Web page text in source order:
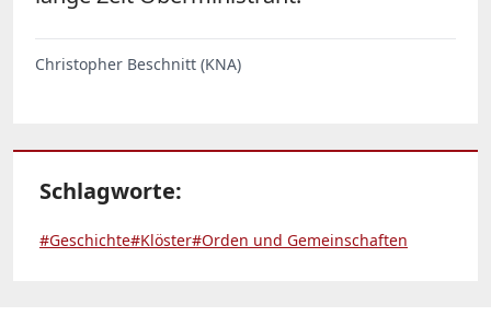
Christopher Beschnitt (KNA)
Schlagworte:
#Geschichte#Klöster#Orden und Gemeinschaften